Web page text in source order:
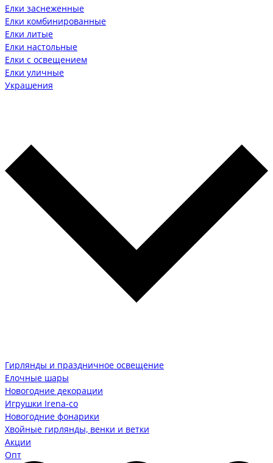
Елки заснеженные
Елки комбинированные
Елки литые
Елки настольные
Елки с освещением
Елки уличные
Украшения
Гирлянды и праздничное освещение
Елочные шары
Новогодние декорации
Игрушки Irena-co
Новогодние фонарики
Хвойные гирлянды, венки и ветки
Акции
Опт